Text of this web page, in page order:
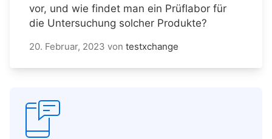
vor, und wie findet man ein Prüflabor für
die Untersuchung solcher Produkte?
20. Februar, 2023 von testxchange